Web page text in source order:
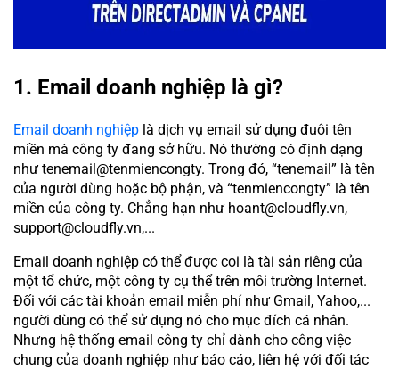
1. Email doanh nghiệp là gì?
Email doanh nghiệp là dịch vụ email sử dụng đuôi tên
miền mà công ty đang sở hữu. Nó thường có định dạng
như tenemail@tenmiencongty. Trong đó, “tenemail” là tên
của người dùng hoặc bộ phận, và “tenmiencongty” là tên
miền của công ty. Chẳng hạn như hoant@cloudfly.vn,
support@cloudfly.vn,...
Email doanh nghiệp có thể được coi là tài sản riêng của
một tổ chức, một công ty cụ thể trên môi trường Internet.
Đối với các tài khoản email miễn phí như Gmail, Yahoo,...
người dùng có thể sử dụng nó cho mục đích cá nhân.
Nhưng hệ thống email công ty chỉ dành cho công việc
chung của doanh nghiệp như báo cáo, liên hệ với đối tác